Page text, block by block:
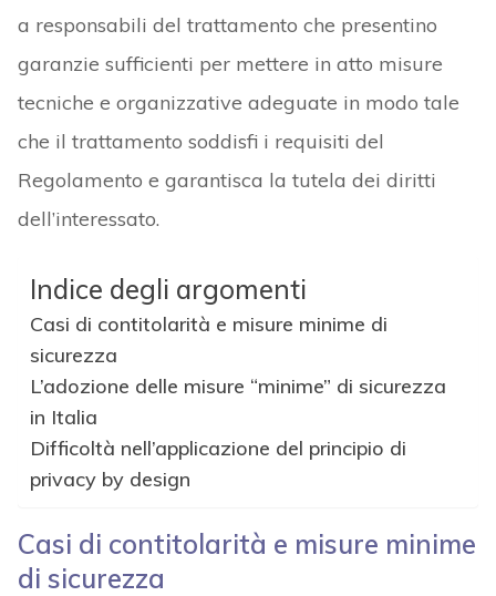
a responsabili del trattamento che presentino
garanzie sufficienti per mettere in atto misure
tecniche e organizzative adeguate in modo tale
che il trattamento soddisfi i requisiti del
Regolamento e garantisca la tutela dei diritti
dell’interessato.
Indice degli argomenti
Casi di contitolarità e misure minime di
sicurezza
L’adozione delle misure “minime” di sicurezza
in Italia
Difficoltà nell’applicazione del principio di
privacy by design
Casi di contitolarità e misure minime
di sicurezza